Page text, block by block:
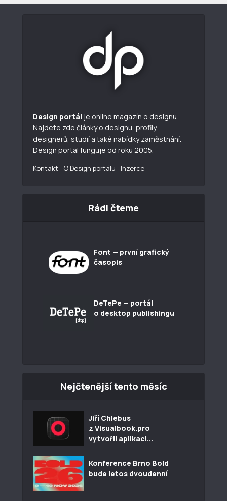
Design portál je online magazín o designu.
Najdete zde články o designu, profily
designerů, studií a také nabídky zaměstnání.
Design portál funguje od roku 2005.
Kontakt O Design portálu Inzerce
Rádi čteme
Font — první grafický
časopis
DeTePe — portál
o desktop publishingu
Nejčtenější tento měsíc
Jiří Chlebus
z Visualbook.pro
vytvořil aplikaci...
Konference Brno Bold
bude letos dvoudenní